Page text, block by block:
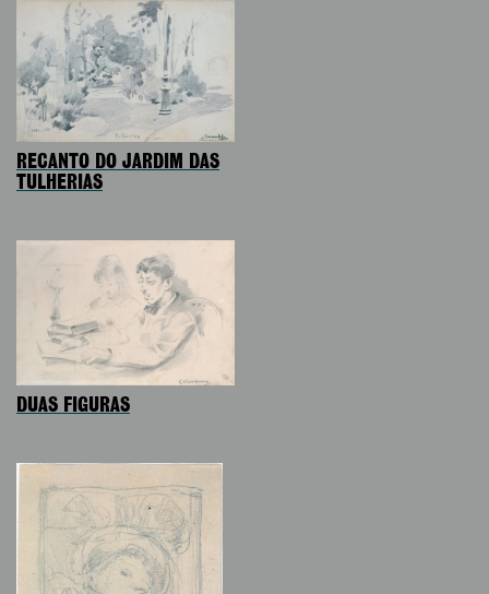
RECANTO DO JARDIM DAS
TULHERIAS
DUAS FIGURAS